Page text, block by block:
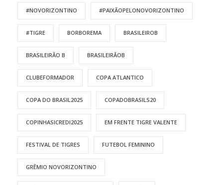
#NOVORIZONTINO #PAIXÃOPELONOVORIZONTINO
#TIGRE BORBOREMA BRASILEIROB
BRASILEIRÃO B BRASILEIRÃOB
CLUBEFORMADOR COPA ATLANTICO
COPA DO BRASIL2025 COPADOBRASILS20
COPINHASICREDI2025 EM FRENTE TIGRE VALENTE
FESTIVAL DE TIGRES FUTEBOL FEMININO
GRÊMIO NOVORIZONTINO